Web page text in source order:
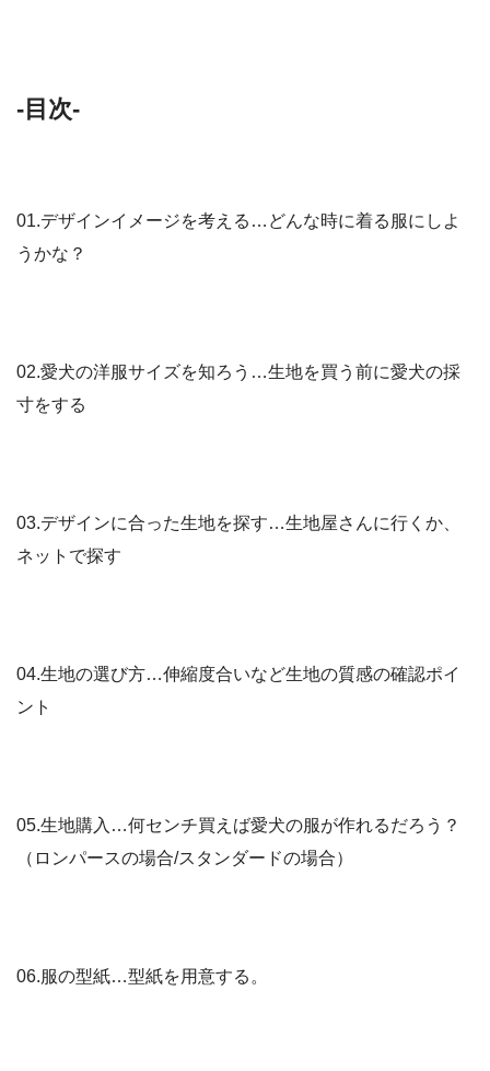
-目次-
01.デザインイメージを考える…どんな時に着る服にしよ
うかな？
02.愛犬の洋服サイズを知ろう…生地を買う前に愛犬の採
寸をする
03.デザインに合った生地を探す…生地屋さんに行くか、
ネットで探す
04.生地の選び方…伸縮度合いなど生地の質感の確認ポイ
ント
05.生地購入…何センチ買えば愛犬の服が作れるだろう？
（ロンパースの場合/スタンダードの場合）
06.服の型紙…型紙を用意する。